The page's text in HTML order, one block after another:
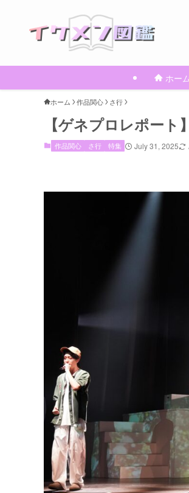
ホー
ホーム 作品関心 さ行
【ゲネプロレポート
作品関心 さ行 特集 July 31, 2025